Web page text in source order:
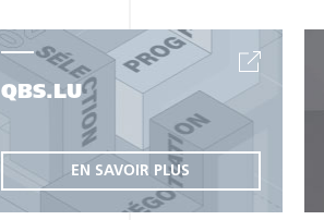
QBS.LU
EN SAVOIR PLUS